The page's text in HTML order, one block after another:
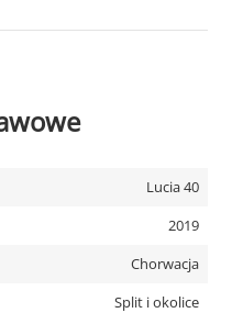
Lucia 40
2019
Chorwacja
Split i okolice